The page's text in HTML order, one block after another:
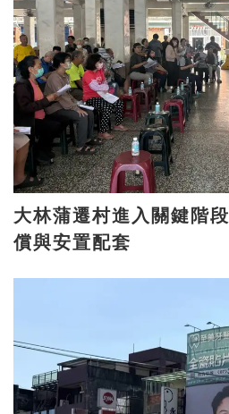
大林蒲遷村進入關鍵階段 陳麗娜促完善補
償與安置配套